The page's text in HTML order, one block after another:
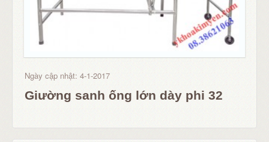
Ngày cập nhật: 4-1-2017
Giường sanh ống lớn dày phi 32